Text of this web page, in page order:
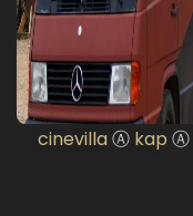
cinevillaⒶ kap Ⓐ